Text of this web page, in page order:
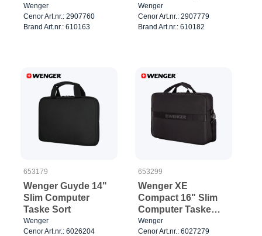
Wenger
Cenor Art.nr.: 2907760
Brand Art.nr.: 610163
Sort
Wenger
Cenor Art.nr.: 2907779
Brand Art.nr.: 610182
653179
Wenger Guyde 14"
Slim Computer
Taske Sort
Wenger
Cenor Art.nr.: 6026204
653299
Wenger XE
Compact 16" Slim
Computer Taske
Sort
Wenger
Cenor Art.nr.: 6027279